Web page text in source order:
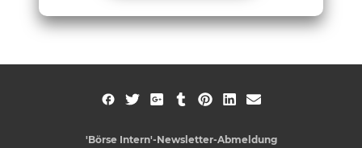
'Börse Intern'-Newsletter-Abmeldung